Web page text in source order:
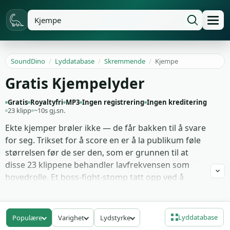
SoundDino / Lyddatabase / Skremmende / Kjempe
Gratis Kjempelyder
Gratis Royaltyfri MP3 Ingen registrering Ingen kreditering
23 klipp ~10s gj.sn.
Ekte kjemper brøler ikke — de får bakken til å svare
for seg. Trikset for å score en er å la publikum føle
størrelsen før de ser den, som er grunnen til at
disse 23 klippene behandler lavfrekvensen som
hovedrolle. Et boss-fight-stomp tatt opp ved å
resultatet ned to oktaver; en kolossal-fottrinn-
syklus med rusk-rasling bakt inn i halen; et dypt
brystkasse-brøl laget fra en ekte løve strukket og
Populære Varighet Lydstyrke Lyddatabase